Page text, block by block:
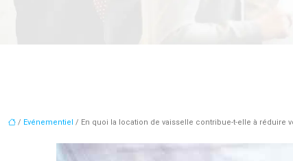
/ Evénementiel / En quoi la location de vaisselle contribue-t-elle à réduire